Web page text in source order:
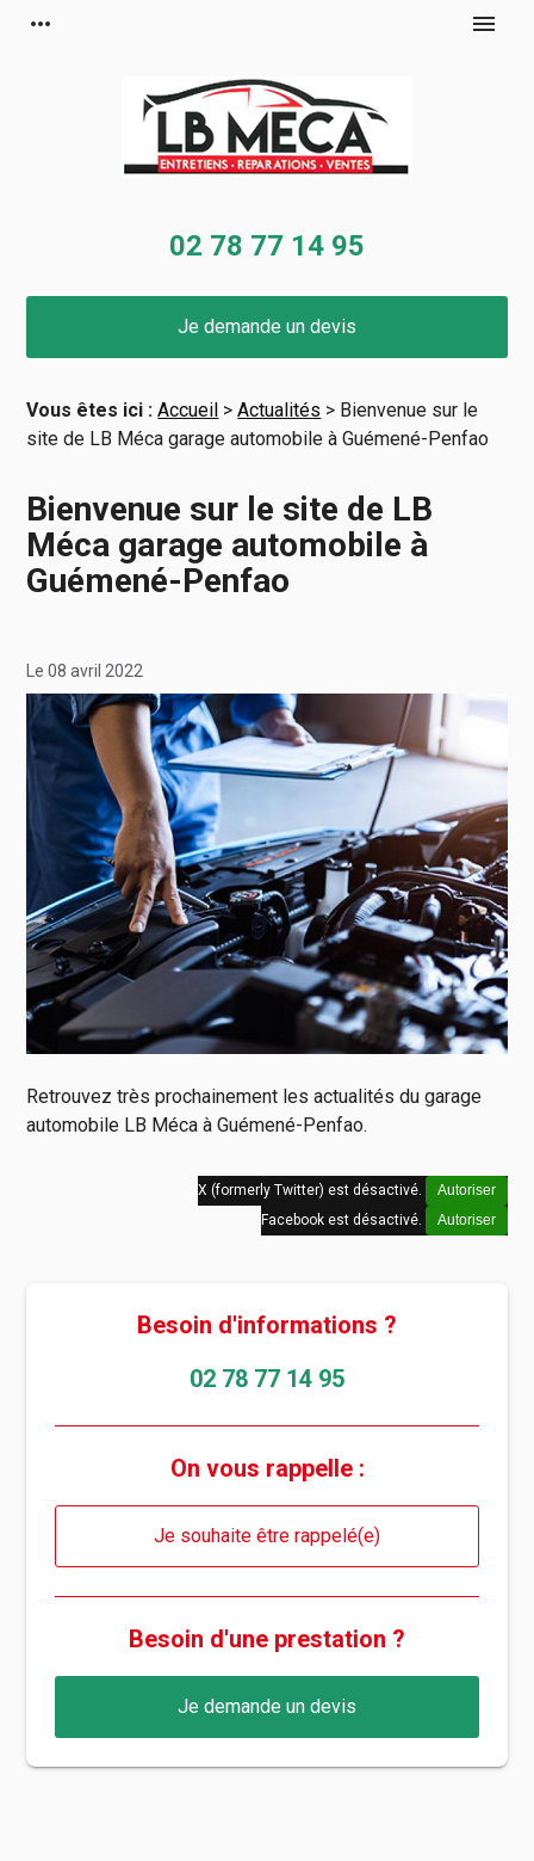
more_horiz menu
02 78 77 14 95
Je demande un devis
Vous êtes ici : Accueil >Actualités > Bienvenue sur le
site de LB Méca garage automobile à Guémené-Penfao
Bienvenue sur le site de LB
Méca garage automobile à
Guémené-Penfao
Le 08 avril 2022
Retrouvez très prochainement les actualités du garage
automobile LB Méca à Guémené-Penfao.
X (formerly Twitter) est désactivé.
Autoriser
Facebook est désactivé.
Autoriser
Besoin d'informations ?
02 78 77 14 95
On vous rappelle :
Je souhaite être rappelé(e)
Besoin d'une prestation ?
Je demande un devis